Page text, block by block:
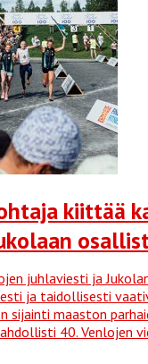
kiittää
juhlaviesti ja
ja taidollisesti
sijainti maaston
40. Venlojen